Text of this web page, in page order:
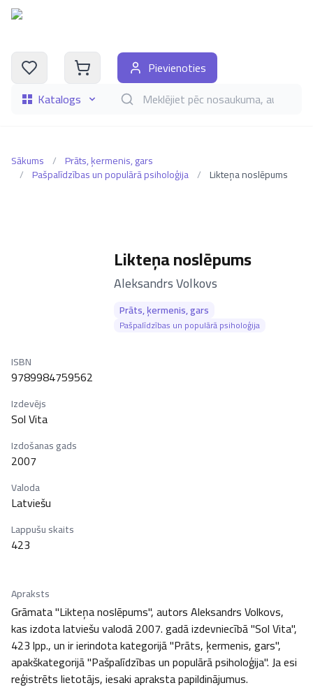
Katalogs Meklēt grāmatas pēc nosaukuma, autora,
Pievienoties
Sākums / Prāts, ķermenis, gars
/ Pašpalīdzības un populārā psiholoģija / Likteņa noslēpums
Likteņa noslēpums
–
Aleksandrs Volkovs
Prāts, ķermenis, gars
Pašpalīdzības un populārā psiholoģija
ISBN
9789984759562
Izdevējs
Sol Vita
Izdošanas gads
2007
Valoda
Latviešu
Lappušu skaits
423
Apraksts
Grāmata "Likteņa noslēpums", autors Aleksandrs Volkovs,
kas izdota latviešu valodā 2007. gadā izdevniecībā "Sol Vita",
423 lpp., un ir ierindota kategorijā "Prāts, ķermenis, gars",
apakškategorijā "Pašpalīdzības un populārā psiholoģija". Ja esi
reģistrēts lietotājs, iesaki apraksta papildinājumus.